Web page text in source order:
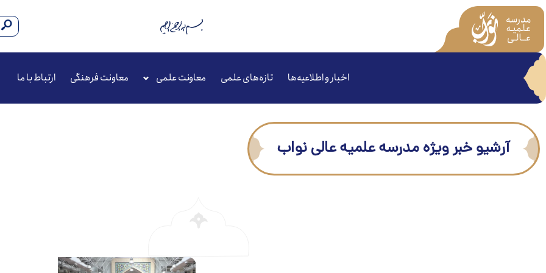
اخبار و اطلاعیه‌ها تازه‌های علمی معاونت علمی معاونت فرهنگی ارتباط با ما
آرشیو خبر ویژه مدرسه علمیه عالی نواب